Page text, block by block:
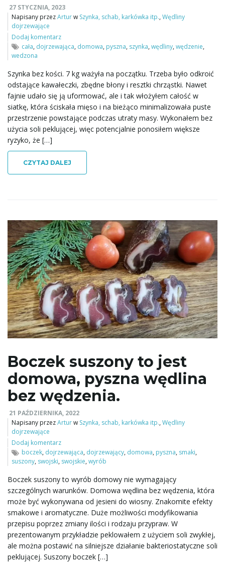
27 STYCZNIA, 2023
Napisany przezArturw Szynka, schab, karkówka itp.,Wędliny
dojrzewające
Dodaj komentarz
cała, dojrzewająca, domowa, pyszna, szynka,wędliny,wędzenie,
wedzona
Szynka bez kości. 7 kg ważyła na początku. Trzeba było odkroić
odstające kawałeczki, zbędne błony i resztki chrząstki. Nawet
fajnie udało się ją uformować, ale i tak włożyłem całość w
siatkę, która ściskała mięso i na bieżąco minimalizowała puste
przestrzenie powstające podczas utraty masy. Wykonałem bez
użycia soli peklującej, więc potencjalnie ponosiłem większe
ryzyko, że […]
CZYTAJ DALEJ
Boczek suszony to jest
domowa, pyszna wędlina
bez wędzenia.
21 PAŹDZIERNIKA, 2022
Napisany przezArturw Szynka, schab, karkówka itp.,Wędliny
dojrzewające
Dodaj komentarz
boczek, dojrzewająca, dojrzewający, domowa, pyszna, smaki,
suszony, swojski, swojskie,wyrób
Boczek suszony to wyrób domowy nie wymagający
szczególnych warunków. Domowa wędlina bez wędzenia, która
może być wykonywana od jesieni do wiosny. Znakomite efekty
smakowe i aromatyczne. Duże możliwości modyfikowania
przepisu poprzez zmiany ilości i rodzaju przypraw. W
prezentowanym przykładzie peklowałem z użyciem soli zwykłej,
ale można postawić na silniejsze działanie bakteriostatyczne soli
peklującej. Suszony boczek […]